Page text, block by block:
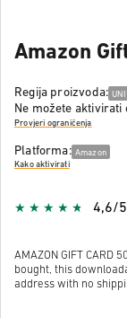
Amazon
Regija proizvoda:
Ne možete aktivirati
Provjeri ograničenja
Platforma: Amazon
Kako aktivirati
4,6/5
AMAZON GIFT CARD
bought, this
address with no